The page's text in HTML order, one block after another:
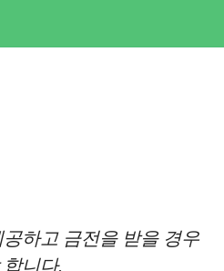
하고 금전을 받을 경우
니다.